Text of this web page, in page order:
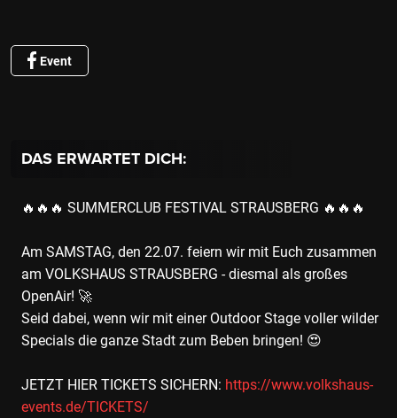
Event
DAS ERWARTET DICH:
🔥🔥🔥 SUMMERCLUB FESTIVAL STRAUSBERG 🔥🔥🔥
Am SAMSTAG, den 22.07. feiern wir mit Euch zusammen
am VOLKSHAUS STRAUSBERG - diesmal als großes
OpenAir! 🚀
Seid dabei, wenn wir mit einer Outdoor Stage voller wilder
Specials die ganze Stadt zum Beben bringen! 😍
JETZT HIER TICKETS SICHERN: https://www.volkshaus-
events.de/TICKETS/